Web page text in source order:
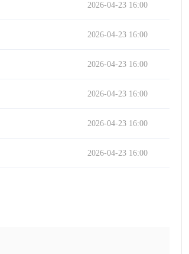
2026-04-23 16:00
2026-04-23 16:00
2026-04-23 16:00
2026-04-23 16:00
2026-04-23 16:00
2026-04-23 16:00